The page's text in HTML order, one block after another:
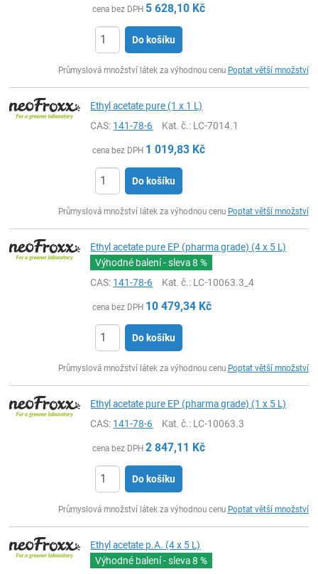
cena bez DPH 5 628,10 Kč
Do košíku
Průmyslová množství látek za výhodnou cenu Poptat větší množství
Ethyl acetate pure (1 x 1 L)
CAS: 141-78-6 Kat. č.: LC-7014.1
cena bez DPH 1 019,83 Kč
Do košíku
Průmyslová množství látek za výhodnou cenu Poptat větší množství
Ethyl acetate pure EP (pharma grade) (4 x 5 L)
Výhodné balení - sleva8 %
CAS: 141-78-6 Kat. č.: LC-10063.3_4
cena bez DPH 10 479,34 Kč
Do košíku
Průmyslová množství látek za výhodnou cenu Poptat větší množství
Ethyl acetate pure EP (pharma grade) (1 x 5 L)
CAS: 141-78-6 Kat. č.: LC-10063.3
cena bez DPH 2 847,11 Kč
Do košíku
Průmyslová množství látek za výhodnou cenu Poptat větší množství
Ethyl acetate p.A. (4 x 5 L)
Výhodné balení - sleva8 %